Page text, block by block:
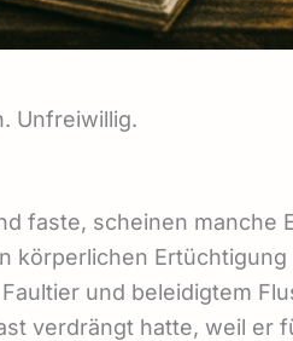
Unfreiwillig.
faste, scheinen manche
körperlichen
und beleidigtem
verdrängt hatte, weil er